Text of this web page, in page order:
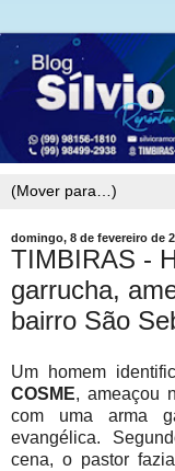
domingo, 8 de fevereiro de
TIMBIRAS -
garrucha,
bairro São
Um homem
COSME, ameaçou
com uma arma
evangélica.
cena, o pastor